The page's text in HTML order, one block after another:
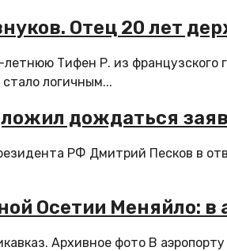
Отец 20 лет
летнюю Тифен Р. из
логичным...
дождаться
РФ Дмитрий Песков в
Осетии Меняйло:
Архивное фото В